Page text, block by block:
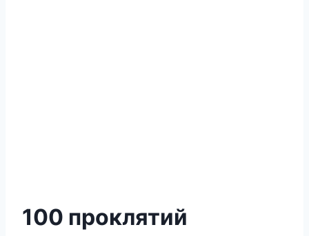
100 проклятий